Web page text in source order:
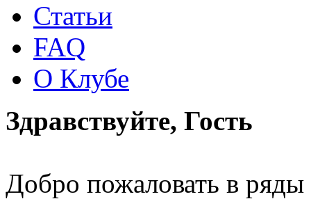
Статьи
FAQ
О Клубе
Здравствуйте, Гость
Добро пожаловать в ряды